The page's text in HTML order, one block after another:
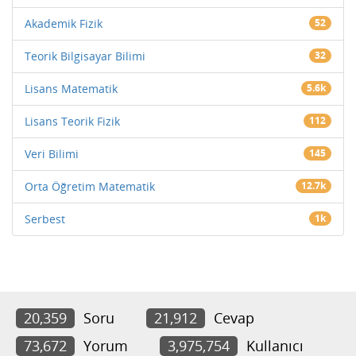
Akademik Fizik 52
Teorik Bilgisayar Bilimi 32
Lisans Matematik 5.6k
Lisans Teorik Fizik 112
Veri Bilimi 145
Orta Öğretim Matematik 12.7k
Serbest 1k
20,359 Soru 21,912
Cevap
73,672
Yorum 3,975,754 Kullanıcı